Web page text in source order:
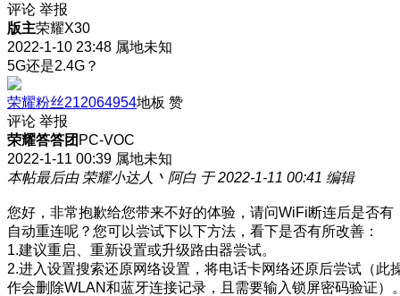
评论 举报
版主荣耀X30
2022-1-10 23:48 属地未知
5G还是2.4G？
荣耀粉丝212064954地板 赞
评论 举报
荣耀答答团 PC-VOC
2022-1-11 00:39 属地未知
本帖最后由 荣耀小达人丶阿白 于 2022-1-11 00:41 编辑
您好，非常抱歉给您带来不好的体验，请问WiFi断连后是否有
自动重连呢？您可以尝试下以下方法，看下是否有所改善：
1.建议重启、重新设置或升级路由器尝试。
2.进入设置搜索还原网络设置，将电话卡网络还原后尝试（此
作会删除WLAN和蓝牙连接记录，且需要输入锁屏密码验证）